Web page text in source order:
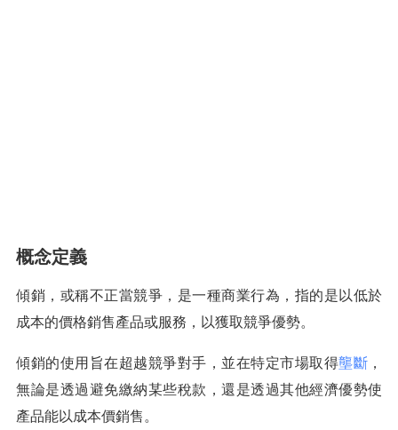
概念定義
傾銷，或稱不正當競爭，是一種商業行為，指的是以低於
成本的價格銷售產品或服務，以獲取競爭優勢。
傾銷的使用旨在超越競爭對手，並在特定市場取得壟斷 ，
無論是透過避免繳納某些稅款，還是透過其他經濟優勢使
產品能以成本價銷售。